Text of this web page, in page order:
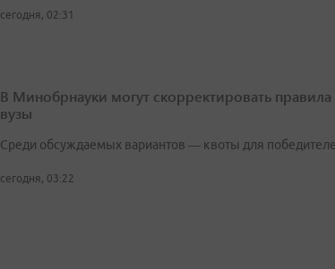
сегодня, 02:31
В Минобрнауки могут скорректировать
вузы
Среди обсуждаемых вариантов — квоты для
сегодня, 03:22